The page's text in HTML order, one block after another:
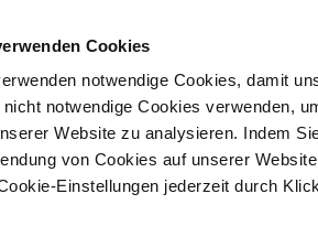
Cookies
notwendige Cookies, damit
nicht notwendige Cookies verwenden,
Website zu analysieren. Indem
von Cookies auf unserer
Einstellungen jederzeit durch
nach Tierart Schermaschinen